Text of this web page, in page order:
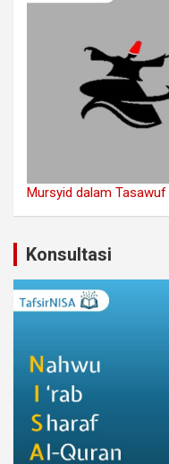
Mursyid dalam Tasawuf
Konsultasi